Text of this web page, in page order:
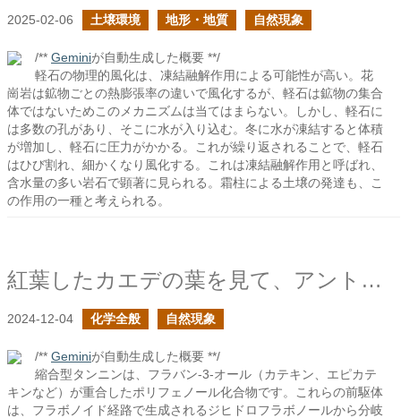
2025-02-06 土壌環境 地形・地質 自然現象
/** Geminiが自動生成した概要 **/
軽石の物理的風化は、凍結融解作用による可能性が高い。花
崗岩は鉱物ごとの熱膨張率の違いで風化するが、軽石は鉱物の集合
体ではないためこのメカニズムは当てはまらない。しかし、軽石に
は多数の孔があり、そこに水が入り込む。冬に水が凍結すると体積
が増加し、軽石に圧力がかかる。これが繰り返されることで、軽石
はひび割れ、細かくなり風化する。これは凍結融解作用と呼ばれ、
含水量の多い岩石で顕著に見られる。霜柱による土壌の発達も、こ
の作用の一種と考えられる。
紅葉したカエデの葉を見て、アントシアニンの分解を考える
2024-12-04 化学全般 自然現象
/** Geminiが自動生成した概要 **/
縮合型タンニンは、フラバン-3-オール（カテキン、エピカテ
キンなど）が重合したポリフェノール化合物です。これらの前駆体
は、フラボノイド経路で生成されるジヒドロフラボノールから分岐